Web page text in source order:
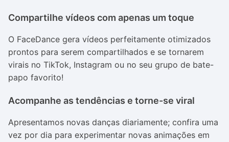
Compartilhe vídeos com apenas um toque
O FaceDance gera vídeos perfeitamente otimizados
prontos para serem compartilhados e se tornarem
virais no TikTok, Instagram ou no seu grupo de bate-
papo favorito!
Acompanhe as tendências e torne-se viral
Apresentamos novas danças diariamente; confira uma
vez por dia para experimentar novas animações em